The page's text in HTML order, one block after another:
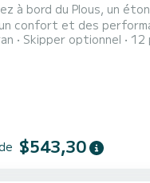
à bord du Plous, un
des performances en mer absolus. Le bateau dispose
D'une longueur totale
Skipper optionnel 12
$543,30